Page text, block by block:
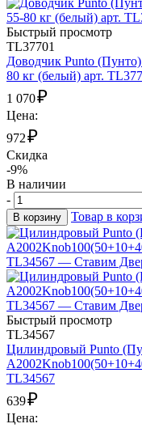
Быстрый просмотр
TL37701
Доводчик Punto
80 кг (белый) арт.
1 070₽
Цена:
972₽
Скидка
-9%
В наличии
-
В корзину Товар в
Быстрый просмотр
TL34567
Цилиндровый Punto
TL34567
639₽
Цена: